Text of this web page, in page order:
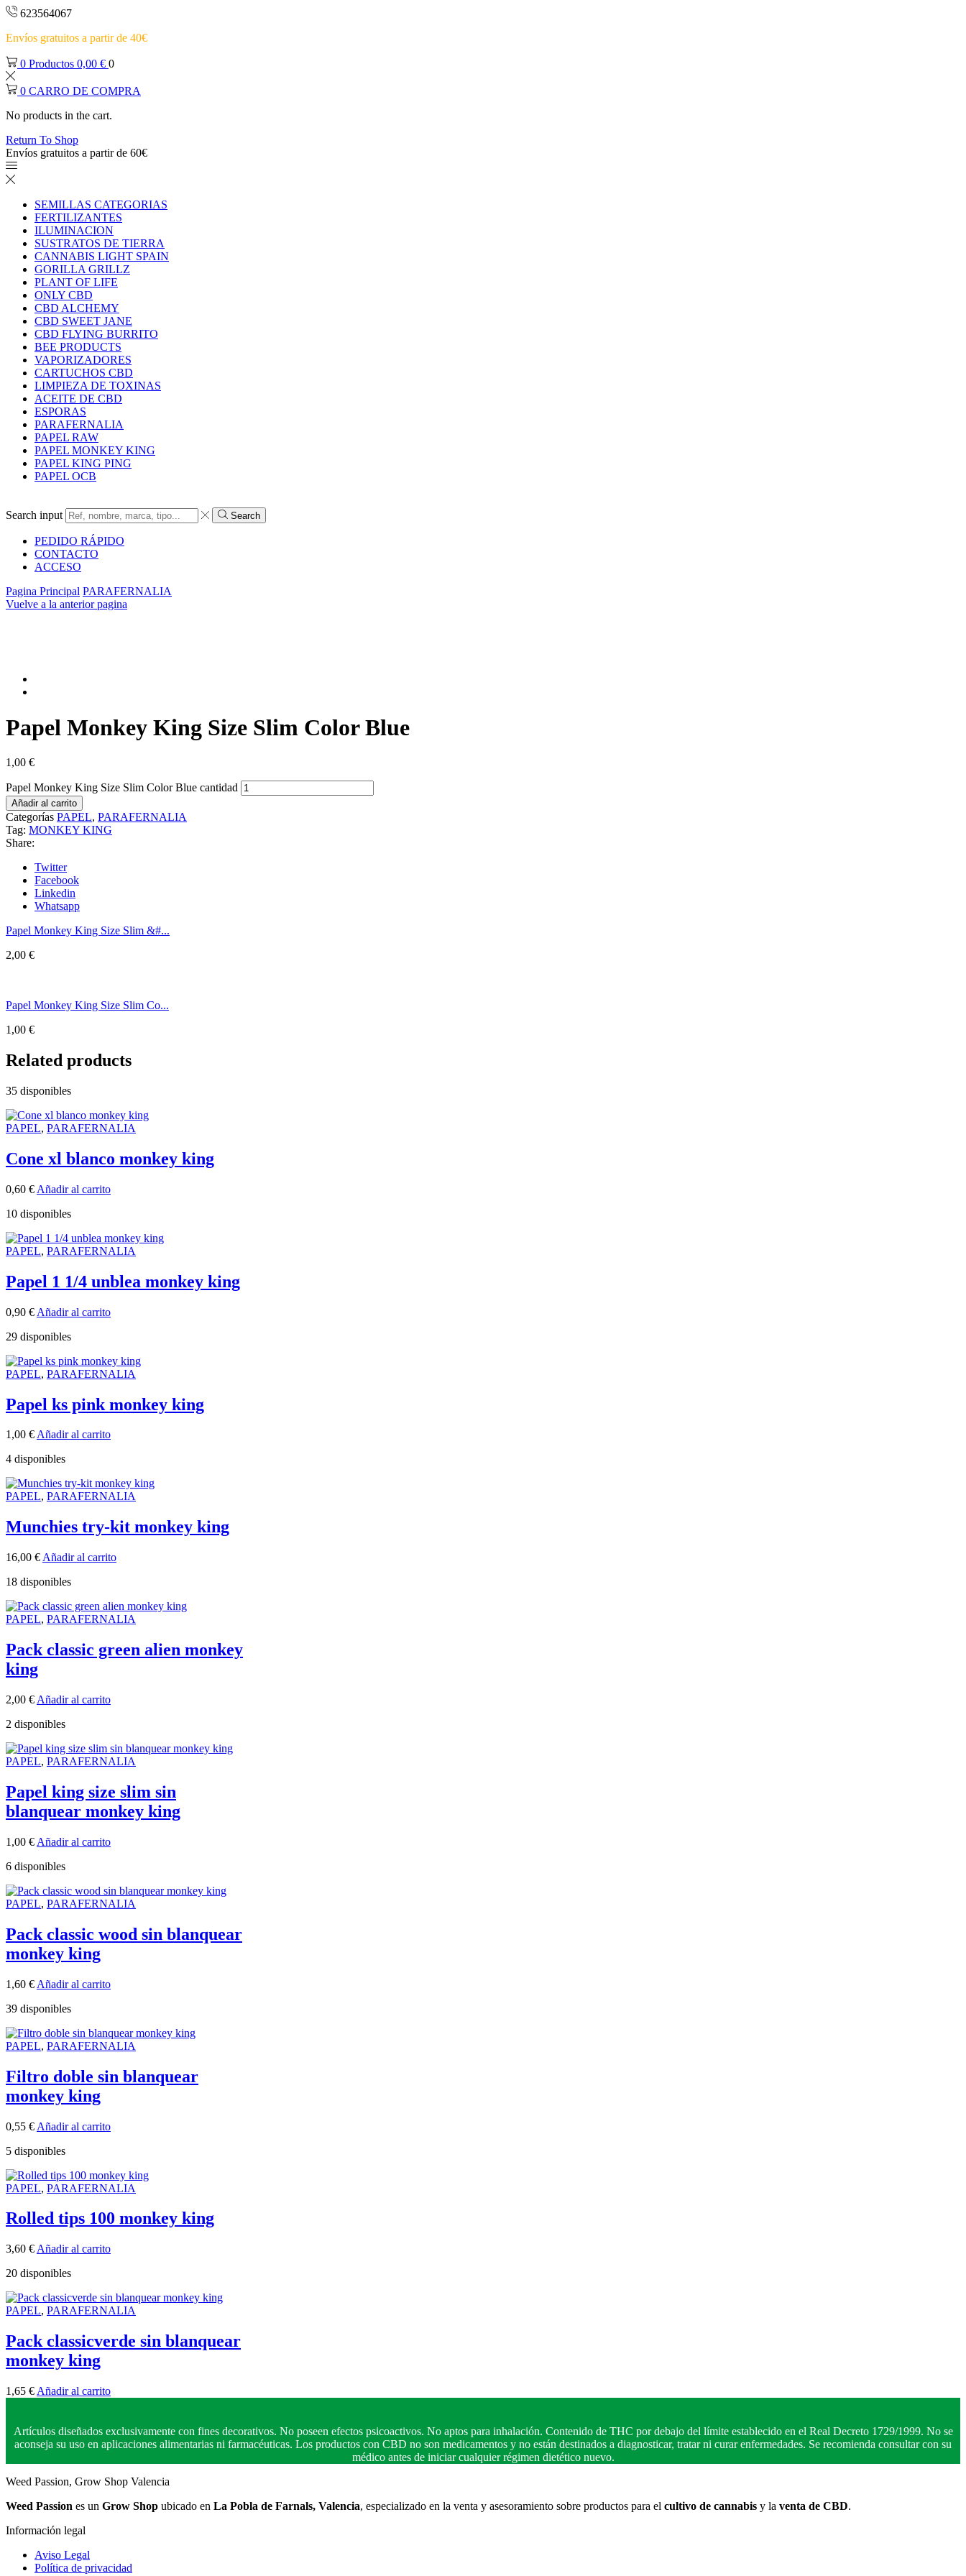
623564067
Envíos gratuitos a partir de 40€
0 Productos 0,00 € 0
0 CARRO DE COMPRA
No products in the cart.
Return To Shop
Envíos gratuitos a partir de 60€
SEMILLAS CATEGORIAS
FERTILIZANTES
ILUMINACION
SUSTRATOS DE TIERRA
CANNABIS LIGHT SPAIN
GORILLA GRILLZ
PLANT OF LIFE
ONLY CBD
CBD ALCHEMY
CBD SWEET JANE
CBD FLYING BURRITO
BEE PRODUCTS
VAPORIZADORES
CARTUCHOS CBD
LIMPIEZA DE TOXINAS
ACEITE DE CBD
ESPORAS
PARAFERNALIA
PAPEL RAW
PAPEL MONKEY KING
PAPEL KING PING
PAPEL OCB
Search input Search
PEDIDO RÁPIDO
CONTACTO
ACCESO
Pagina Principal PARAFERNALIA
Vuelve a la anterior pagina
Papel Monkey King Size Slim Color Blue
1,00 €
Papel Monkey King Size Slim Color Blue cantidad
Añadir al carrito
Categorías PAPEL, PARAFERNALIA
Tag: MONKEY KING
Share:
Twitter
Facebook
Linkedin
Whatsapp
Papel Monkey King Size Slim &#...
2,00 €
Papel Monkey King Size Slim Co...
1,00 €
Related products
35 disponibles
PAPEL, PARAFERNALIA
Cone xl blanco monkey king
0,60 € Añadir al carrito
10 disponibles
PAPEL, PARAFERNALIA
Papel 1 1/4 unblea monkey king
0,90 € Añadir al carrito
29 disponibles
PAPEL, PARAFERNALIA
Papel ks pink monkey king
1,00 €Añadir al carrito
4 disponibles
PAPEL, PARAFERNALIA
Munchies try-kit monkey king
16,00 € Añadir al carrito
18 disponibles
PAPEL, PARAFERNALIA
Pack classic green alien monkey
king
2,00 € Añadir al carrito
2 disponibles
PAPEL, PARAFERNALIA
Papel king size slim sin
blanquear monkey king
1,00 € Añadir al carrito
6 disponibles
PAPEL, PARAFERNALIA
Pack classic wood sin blanquear
monkey king
1,60 € Añadir al carrito
39 disponibles
PAPEL, PARAFERNALIA
Filtro doble sin blanquear
monkey king
0,55 € Añadir al carrito
5 disponibles
PAPEL, PARAFERNALIA
Rolled tips 100 monkey king
3,60 € Añadir al carrito
20 disponibles
PAPEL, PARAFERNALIA
Pack classicverde sin blanquear
monkey king
1,65 € Añadir al carrito
Artículos diseñados exclusivamente con fines decorativos. No poseen efectos psicoactivos. No aptos para inhalación. Contenido de THC por debajo del límite establecido en el Real Decreto 1729/1999. No se
aconseja su uso en aplicaciones alimentarias ni farmacéuticas. Los productos con CBD no son medicamentos y no están destinados a diagnosticar, tratar ni curar enfermedades. Se recomienda consultar con su
médico antes de iniciar cualquier régimen dietético nuevo.
Weed Passion, Grow Shop Valencia
Weed Passion es un Grow Shop ubicado en La Pobla de Farnals, Valencia, especializado en la venta y asesoramiento sobre productos para el cultivo de cannabis y la venta de CBD.
Información legal
Aviso Legal
Política de privacidad